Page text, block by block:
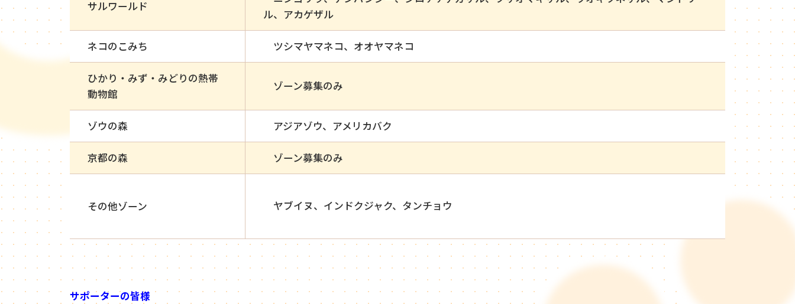
サルワールド
ル、アカゲザル
ネコのこみち ツシマヤマネコ、オオヤマネコ
ひかり・みず・みどりの熱帯
動物館
ゾーン募集のみ
ゾウの森 アジアゾウ、アメリカバク
京都の森 ゾーン募集のみ
その他ゾーン ヤブイヌ、インドクジャク、タンチョウ
サポーターの皆様